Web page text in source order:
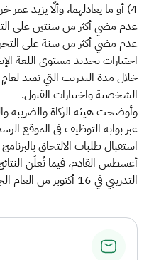
عدم مضي أكثر من سنة على
اختبارات تحديد مستوى اللغة
خلال مدة التدريب التي تمتد لعامٍ
الشخصية واختبارات القبول.
وأوضحت هيئة الزكاة والضريبة
عبر بوابة التوظيف في الموقع
التدريبي في 16 أكتوبر من العام الجاري.​